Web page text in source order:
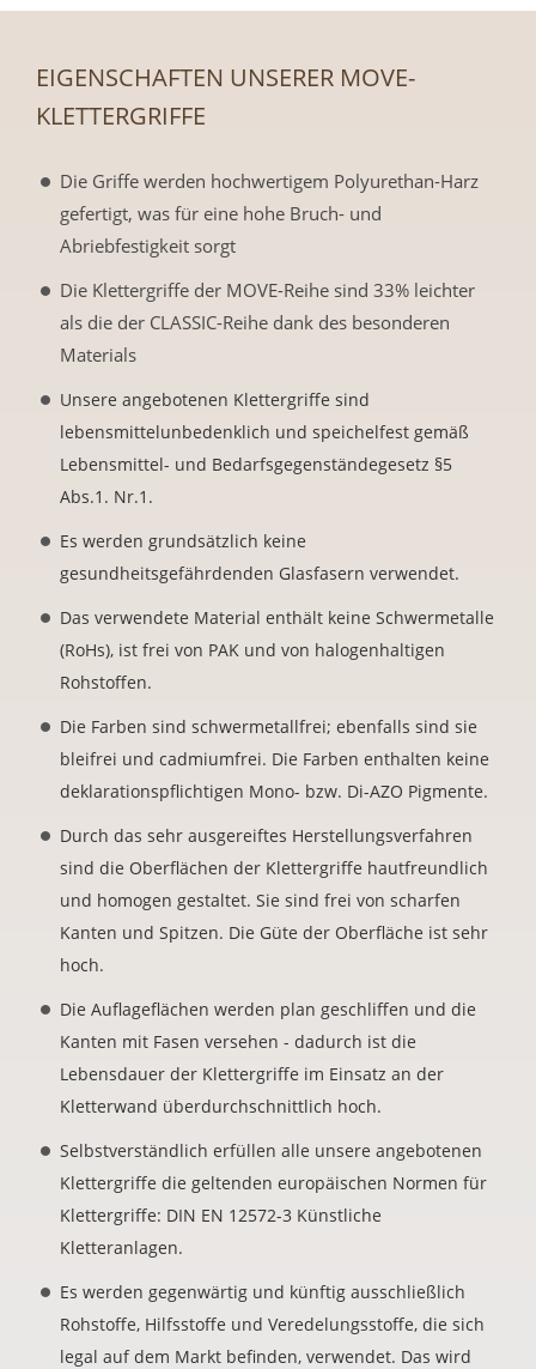
EIGENSCHAFTEN UNSERER MOVE-
KLETTERGRIFFE
Die Griffe werden hochwertigem Polyurethan-Harz
gefertigt, was für eine hohe Bruch- und
Abriebfestigkeit sorgt
Die Klettergriffe der MOVE-Reihe sind 33% leichter
als die der CLASSIC-Reihe dank des besonderen
Materials
Unsere angebotenen Klettergriffe sind
lebensmittelunbedenklich und speichelfest gemäß
Lebensmittel- und Bedarfsgegenständegesetz §5
Abs.1. Nr.1.
Es werden grundsätzlich keine
gesundheitsgefährdenden Glasfasern verwendet.
Das verwendete Material enthält keine Schwermetalle
(RoHs), ist frei von PAK und von halogenhaltigen
Rohstoffen.
Die Farben sind schwermetallfrei; ebenfalls sind sie
bleifrei und cadmiumfrei. Die Farben enthalten keine
deklarationspflichtigen Mono- bzw. Di-AZO Pigmente.
Durch das sehr ausgereiftes Herstellungsverfahren
sind die Oberflächen der Klettergriffe hautfreundlich
und homogen gestaltet. Sie sind frei von scharfen
Kanten und Spitzen. Die Güte der Oberfläche ist sehr
hoch.
Die Auflageflächen werden plan geschliffen und die
Kanten mit Fasen versehen - dadurch ist die
Lebensdauer der Klettergriffe im Einsatz an der
Kletterwand überdurchschnittlich hoch.
Selbstverständlich erfüllen alle unsere angebotenen
Klettergriffe die geltenden europäischen Normen für
Klettergriffe: DIN EN 12572-3 Künstliche
Kletteranlagen.
Es werden gegenwärtig und künftig ausschließlich
Rohstoffe, Hilfsstoffe und Veredelungsstoffe, die sich
legal auf dem Markt befinden, verwendet. Das wird